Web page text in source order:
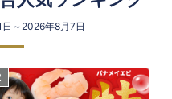
～2026年8月7日